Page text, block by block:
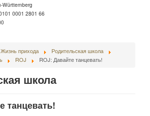
Württemberg
0001 2801 66
Жизнь прихода
Родительская школа
ROJ ROJ: Давайте танцевать!
школа
танцевать!